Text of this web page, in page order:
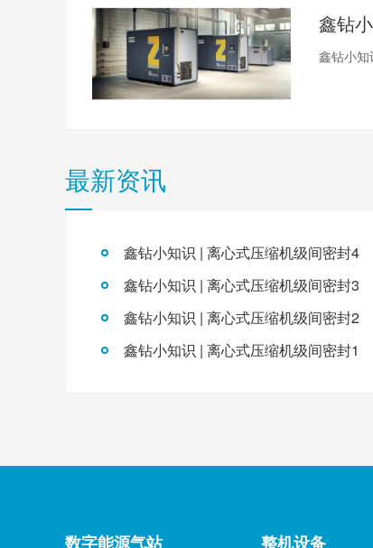
鑫钻小
最新资讯
鑫钻小知识 | 离心式压缩机级间密封4
鑫钻小知识 | 离心式压缩机级间密封3
鑫钻小知识 | 离心式压缩机级间密封2
鑫钻小知识 | 离心式压缩机级间密封1
数字能源气站 整机设备